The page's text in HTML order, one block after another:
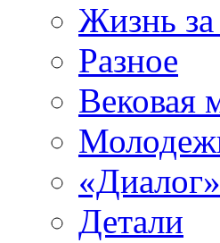
Жизнь
Разное
Вековая
Детали